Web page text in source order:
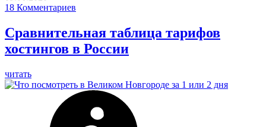
18 Комментариев
Сравнительная таблица тарифов
хостингов в России
читать